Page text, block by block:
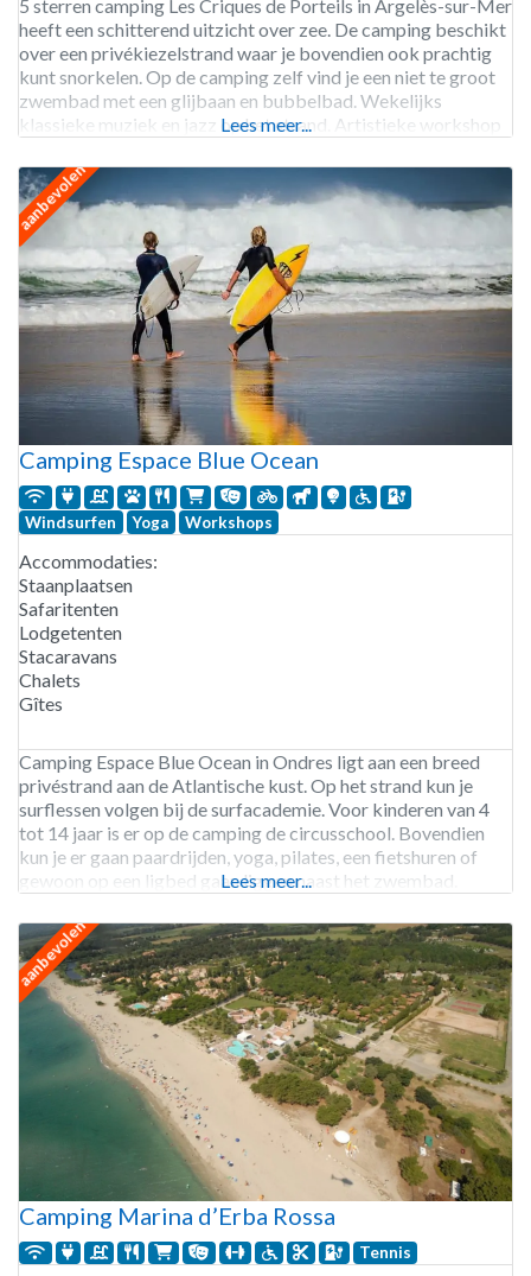
5 sterren camping Les Criques de Porteils in Argelès-sur-Mer
heeft een schitterend uitzicht over zee. De camping beschikt
over een privékiezelstrand waar je bovendien ook prachtig
kunt snorkelen. Op de camping zelf vind je een niet te groot
zwembad met een glijbaan en bubbelbad. Wekelijks
klassieke muziek en jazz op het strand. Artistieke workshop
Lees meer...
aanbevolen
Camping Espace Blue Ocean
Windsurfen Yoga Workshops
Accommodaties:
Staanplaatsen
Safaritenten
Lodgetenten
Stacaravans
Chalets
Gîtes
Camping Espace Blue Ocean in Ondres ligt aan een breed
privéstrand aan de Atlantische kust. Op het strand kun je
surflessen volgen bij de surfacademie. Voor kinderen van 4
tot 14 jaar is er op de camping de circusschool. Bovendien
kun je er gaan paardrijden, yoga, pilates, een fietshuren of
gewoon op een ligbed gaan liggen naast het zwembad.
Lees meer...
aanbevolen
Camping Marina d’Erba Rossa
Tennis